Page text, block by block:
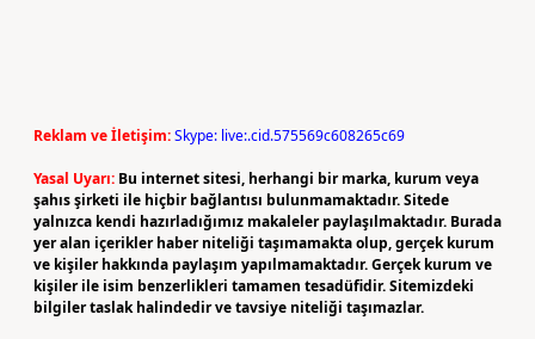
Reklam ve İletişim:Skype: live:.cid.575569c608265c69
Yasal Uyarı: Bu internet sitesi, herhangi bir marka, kurum veya
şahıs şirketi ile hiçbir bağlantısı bulunmamaktadır. Sitede
yalnızca kendi hazırladığımız makaleler paylaşılmaktadır. Burada
yer alan içerikler haber niteliği taşımamakta olup, gerçek kurum
ve kişiler hakkında paylaşım yapılmamaktadır. Gerçek kurum ve
kişiler ile isim benzerlikleri tamamen tesadüfidir. Sitemizdeki
bilgiler taslak halindedir ve tavsiye niteliği taşımazlar.